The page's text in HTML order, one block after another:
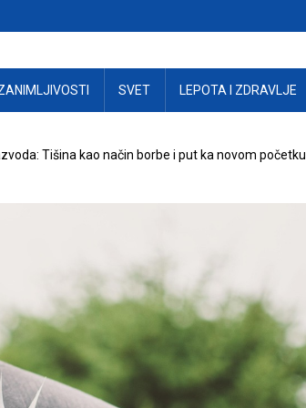
SVET LEPOTA I ZDRAVLJE
Tišina kao način borbe i put ka novom početku